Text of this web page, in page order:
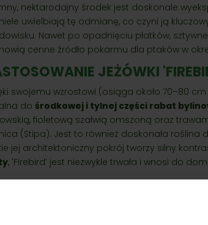
nektarodajny środek jest doskonale
uwielbiają tę odmianę, co czyni ją
Nawet po opadnięciu płatków,
cenne źródło pokarmu dla ptaków w
JEŻÓWKI
swojemu wzrostowi (osiąga około 70–80
do środkowej i tylnej części rabat
fioletową szałwią omszoną oraz
(Stipa). Jest to również doskonała roślina
jej architektoniczny pokrój tworzy silny
, 'Firebird’ jest niezwykle trwała i wnosi do